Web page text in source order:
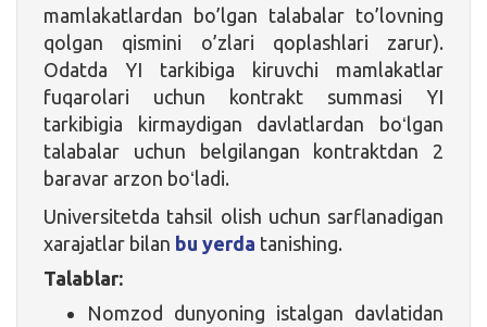
mamlakatlardan bo’lgan talabalar to’lovning
qolgan qismini o’zlari qoplashlari zarur).
Odatda YI tarkibiga kiruvchi mamlakatlar
fuqarolari uchun kontrakt summasi YI
tarkibigia kirmaydigan davlatlardan boʻlgan
talabalar uchun belgilangan kontraktdan 2
baravar arzon boʻladi.
Universitetda tahsil olish uchun sarflanadigan
xarajatlar bilan bu yerda tanishing.
Talablar:
Nomzod dunyoning istalgan davlatidan